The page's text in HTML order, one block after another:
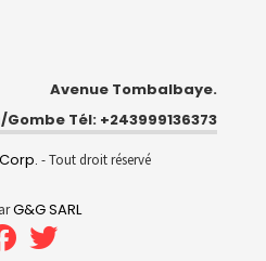
Avenue Tombalbaye.
Tél: +243999136373
- Tout droit réservé
G&G SARL